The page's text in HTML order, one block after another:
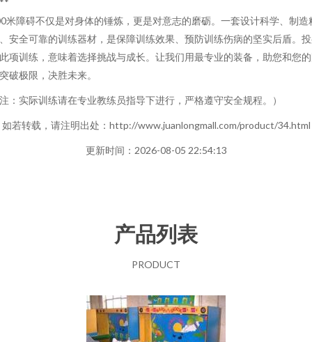
米障碍不仅是对身体的锤炼，更是对意志的磨砺。一套设计科学、制造
安全可靠的训练器材，是保障训练效果、预防训练伤病的坚实后盾。
项训练，意味着选择挑战与成长。让我们用最专业的装备，助您和您
破极限，决胜未来。
：实际训练请在专业教练员指导下进行，严格遵守安全规程。）
如若转载，请注明出处：http://www.juanlongmall.com/product/34.html
更新时间：2026-08-05 22:54:13
产品列表
PRODUCT